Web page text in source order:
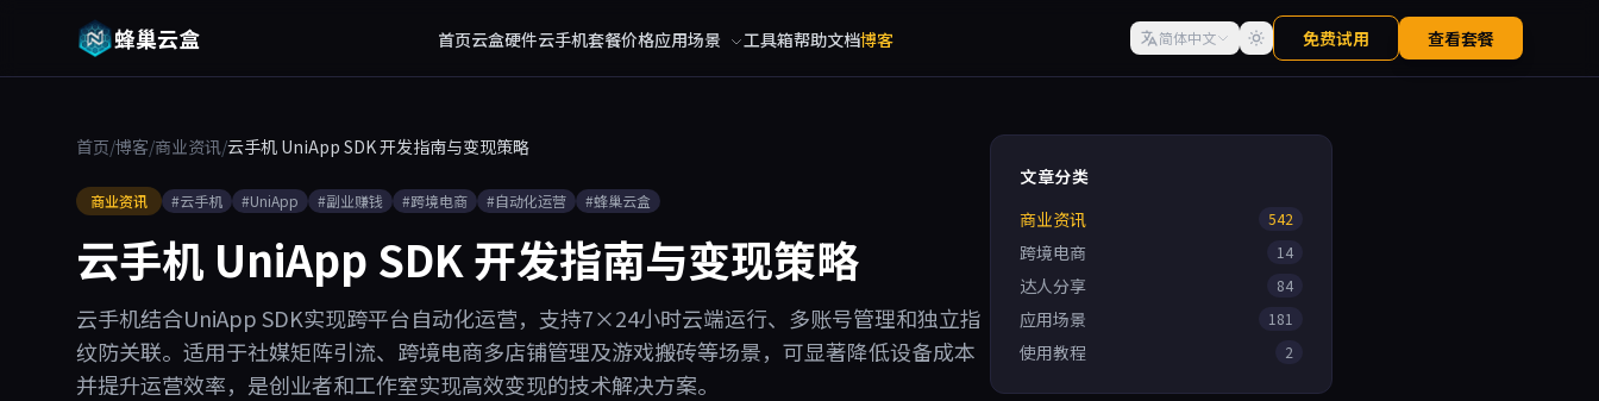
蜂巢云盒 首页云盒硬件云手机套餐价格应用场景 工具箱帮助文档博客 简体中文 免费试用 查看套餐
首页/博客/商业资讯/云手机 UniApp SDK 开发指南与变现策略
商业资讯 #云手机 #UniApp #副业赚钱 #跨境电商 #自动化运营 #蜂巢云盒
云手机 UniApp SDK 开发指南与变现策略
云手机结合UniApp SDK实现跨平台自动化运营，支持7×24小时云端运行、多账号管理和独立指
纹防关联。适用于社媒矩阵引流、跨境电商多店铺管理及游戏搬砖等场景，可显著降低设备成本
并提升运营效率，是创业者和工作室实现高效变现的技术解决方案。
文章分类
商业资讯
542
跨境电商 14
达人分享 84
应用场景 181
使用教程 2